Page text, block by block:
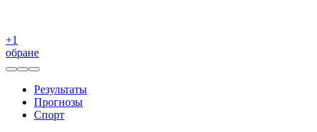
+1
обране
Результаты
Прогнозы
Спорт